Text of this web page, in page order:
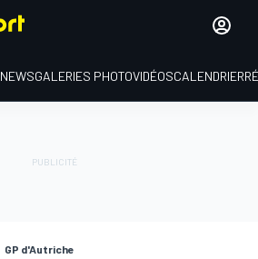
NEWSGALERIES PHOTOVIDÉOSCALENDRIER
GP d'Autriche